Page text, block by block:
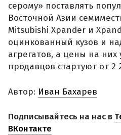
серому» поставлять
Восточной Азии
Mitsubishi Xpander и
оцинкованный кузов и
агрегатов, а цены на них
продавцов стартуют от 2
Автор: Иван Бахарев
Подписывайтесь на нас в
ВКонтакте